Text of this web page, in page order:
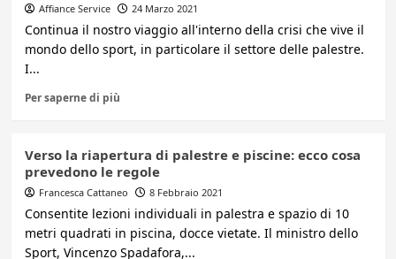
Affiance Service 24 Marzo 2021
Continua il nostro viaggio all'interno della crisi che vive il
mondo dello sport, in particolare il settore delle palestre.
I...
Per saperne di più
Verso la riapertura di palestre e piscine: ecco cosa
prevedono le regole
Francesca Cattaneo 8 Febbraio 2021
Consentite lezioni individuali in palestra e spazio di 10
metri quadrati in piscina, docce vietate. Il ministro dello
Sport, Vincenzo Spadafora,...